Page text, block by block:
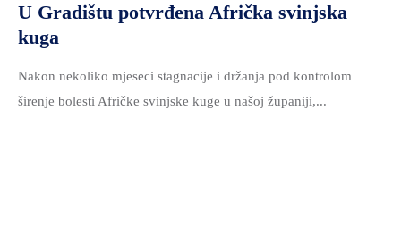
U Gradištu potvrđena Afrička svinjska
kuga
Nakon nekoliko mjeseci stagnacije i držanja pod kontrolom
širenje bolesti Afričke svinjske kuge u našoj županiji,...